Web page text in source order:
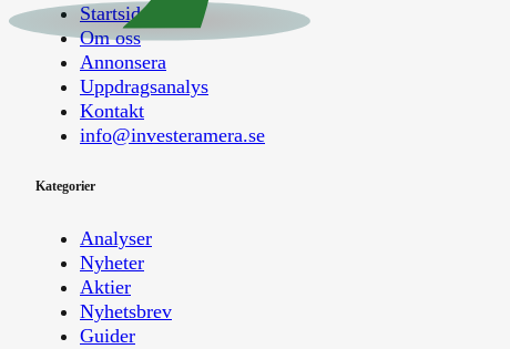
Startsida
Om oss
Annonsera
Uppdragsanalys
Kontakt
info@investeramera.se
Kategorier
Analyser
Nyheter
Aktier
Nyhetsbrev
Guider